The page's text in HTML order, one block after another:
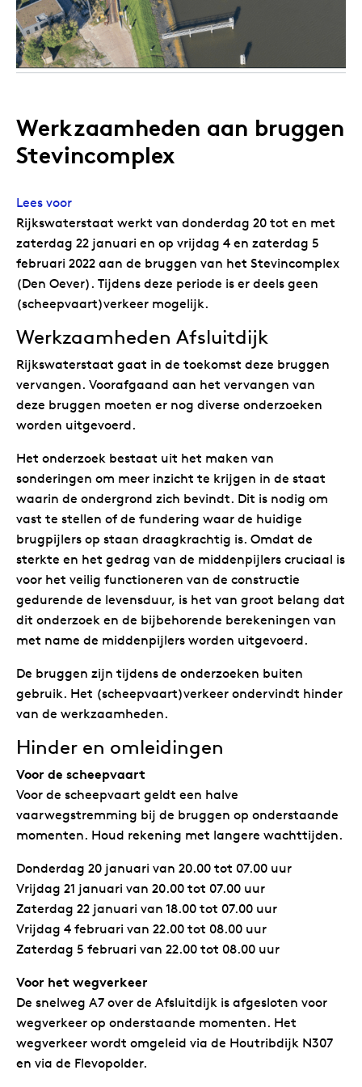
Werkzaamheden aan bruggen
Stevincomplex
Lees voor
Rijkswaterstaat werkt van donderdag 20 tot en met
zaterdag 22 januari en op vrijdag 4 en zaterdag 5
februari 2022 aan de bruggen van het Stevincomplex
(Den Oever). Tijdens deze periode is er deels geen
(scheepvaart)verkeer mogelijk.
Werkzaamheden Afsluitdijk
Rijkswaterstaat gaat in de toekomst deze bruggen
vervangen. Voorafgaand aan het vervangen van
deze bruggen moeten er nog diverse onderzoeken
worden uitgevoerd.
Het onderzoek bestaat uit het maken van
sonderingen om meer inzicht te krijgen in de staat
waarin de ondergrond zich bevindt. Dit is nodig om
vast te stellen of de fundering waar de huidige
brugpijlers op staan draagkrachtig is. Omdat de
sterkte en het gedrag van de middenpijlers cruciaal is
voor het veilig functioneren van de constructie
gedurende de levensduur, is het van groot belang dat
dit onderzoek en de bijbehorende berekeningen van
met name de middenpijlers worden uitgevoerd.
De bruggen zijn tijdens de onderzoeken buiten
gebruik. Het (scheepvaart)verkeer ondervindt hinder
van de werkzaamheden.
Hinder en omleidingen
Voor de scheepvaart
Voor de scheepvaart geldt een halve
vaarwegstremming bij de bruggen op onderstaande
momenten. Houd rekening met langere wachttijden.
Donderdag 20 januari van 20.00 tot 07.00 uur
Vrijdag 21 januari van 20.00 tot 07.00 uur
Zaterdag 22 januari van 18.00 tot 07.00 uur
Vrijdag 4 februari van 22.00 tot 08.00 uur
Zaterdag 5 februari van 22.00 tot 08.00 uur
Voor het wegverkeer
De snelweg A7 over de Afsluitdijk is afgesloten voor
wegverkeer op onderstaande momenten. Het
wegverkeer wordt omgeleid via de Houtribdijk N307
en via de Flevopolder.